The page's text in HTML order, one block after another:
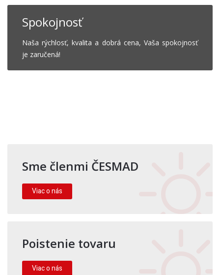
Spokojnosť
Naša rýchlosť, kvalita a dobrá cena, Vaša spokojnosť
je zaručená!
Sme členmi ČESMAD
Viac o nás
Poistenie tovaru
Viac o nás